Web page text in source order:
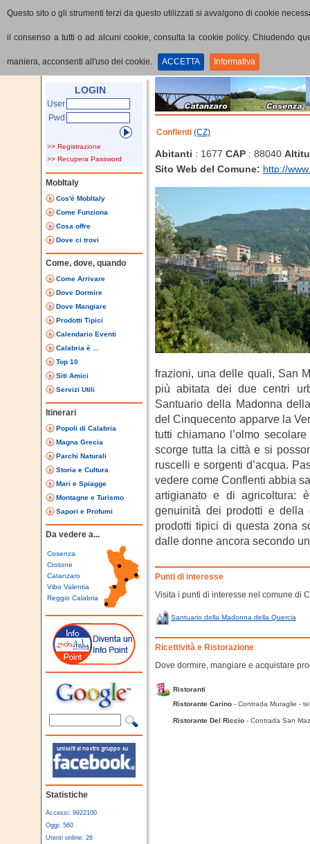
Questo sito o gli strumenti terzi da questo utilizzati si avvalgono di cookie
il consenso a tutti o ad alcuni cookie, consulta la cookie policy. Chiudendo
maniera, acconsenti all'uso dei cookie. ACCETTA Informativa
LOGIN
User
Pwd
>> Registrazione
>> Recupera Password
MobItaly
Cos'è MobItaly
Come Funziona
Cosa offre
Dove ci trovi
Come, dove, quando
Come Arrivare
Dove Dormire
Dove Mangiare
Prodotti Tipici
Calendario Eventi
Calabria è ...
Top 10
Siti Amici
Servizi Utili
Itinerari
Popoli di Calabria
Magna Grecia
Parchi Naturali
Storia e Cultura
Mari e Spiagge
Montagne e Turismo
Sapori e Profumi
Da vedere a...
Cosenza
Crotone
Catanzaro
Vibo Valentia
Reggio Calabria
Statistiche
Accessi: 9922100
Oggi: 560
Utenti online: 26
Conflenti (CZ)
Abitanti : 1677 CAP : 88040
Sito Web del Comune: http://
frazioni, una delle quali, San
più abitata dei due centri
Santuario della Madonna
del Cinquecento apparve la
tutti chiamano l’olmo
scorge tutta la città e si
ruscelli e sorgenti d’acqua.
vedere come Conflenti abbia
artigianato e di agricoltura:
genuinità dei prodotti e
prodotti tipici di questa zona
dalle donne ancora secondo
Punti di interesse
Visita i punti di interesse nel comune di
Santuario della Madonna della Quercia
Ricettività e Ristorazione
Dove dormire, mangiare e acquistare
Ristoranti
Ristorante Carino - Contrada Muraglie -
Ristorante Del Riccio - Contrada San